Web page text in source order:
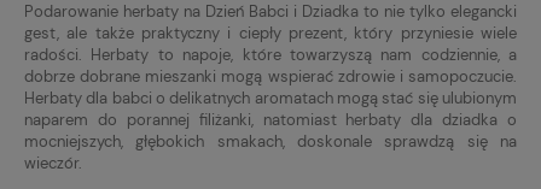
Podarowanie herbaty na Dzień Babci i Dziadka to nie tylko elegancki
gest, ale także praktyczny i ciepły prezent, który przyniesie wiele
radości. Herbaty to napoje, które towarzyszą nam codziennie, a
dobrze dobrane mieszanki mogą wspierać zdrowie i samopoczucie.
Herbaty dla babci o delikatnych aromatach mogą stać się ulubionym
naparem do porannej filiżanki, natomiast herbaty dla dziadka o
mocniejszych, głębokich smakach, doskonale sprawdzą się na
wieczór.